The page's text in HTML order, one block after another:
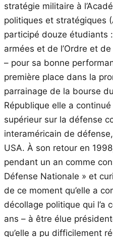
stratégie militaire à
politiques et stratégiques
participé douze étudiants
armées et de l’Ordre et
– pour sa bonne
première place dans la
parrainage de la bourse
République elle a
supérieur sur la défense
interaméricain de
USA. À son retour en
pendant un an comme
Défense Nationale » et
de ce moment qu’elle a
décollage politique qui l’a
ans – à être élue
qu’elle a pu difficilement